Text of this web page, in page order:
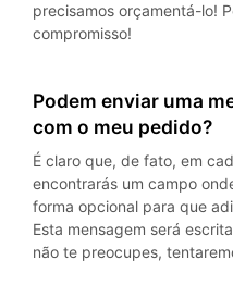
precisamos orçamentá-lo!
compromisso!
Podem enviar uma
com o meu pedido?
É claro que, de fato, em
encontrarás um campo
forma opcional para que
Esta mensagem será
não te preocupes,